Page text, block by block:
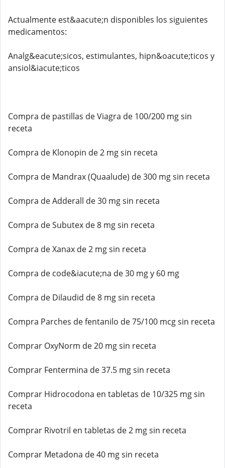
Actualmente est&aacute;n disponibles los siguientes
medicamentos:
Analg&eacute;sicos, estimulantes, hipn&oacute;ticos y
ansiol&iacute;ticos
Compra de pastillas de Viagra de 100/200 mg sin
receta
Compra de Klonopin de 2 mg sin receta
Compra de Mandrax (Quaalude) de 300 mg sin receta
Compra de Adderall de 30 mg sin receta
Compra de Subutex de 8 mg sin receta
Compra de Xanax de 2 mg sin receta
Compra de code&iacute;na de 30 mg y 60 mg
Compra de Dilaudid de 8 mg sin receta
Compra Parches de fentanilo de 75/100 mcg sin receta
Comprar OxyNorm de 20 mg sin receta
Comprar Fentermina de 37.5 mg sin receta
Comprar Hidrocodona en tabletas de 10/325 mg sin
receta
Comprar Rivotril en tabletas de 2 mg sin receta
Comprar Metadona de 40 mg sin receta